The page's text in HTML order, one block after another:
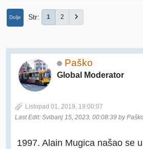
Dolje Str 1 2
Paško
Global Moderator
Listopad 01, 2019, 19:00:07
Last Edit: Svibanj 15, 2023, 00:08:39 by
1997. Alain Mugica našao se